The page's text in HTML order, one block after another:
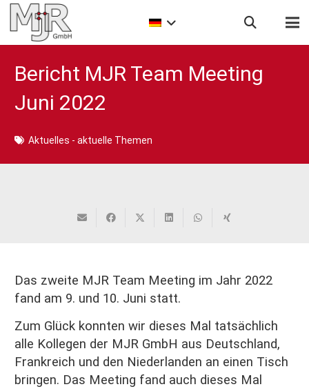
Bericht MJR Team Meeting
Juni 2022
Aktuelles - aktuelle Themen
Das zweite MJR Team Meeting im Jahr 2022
fand am 9. und 10. Juni statt.
Zum Glück konnten wir dieses Mal tatsächlich
alle Kollegen der MJR GmbH aus Deutschland,
Frankreich und den Niederlanden an einen Tisch
bringen. Das Meeting fand auch dieses Mal